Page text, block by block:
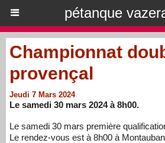
pétanque
Championnat
provençal
Jeudi 7 Mars 2024
Le samedi 30 mars 2024 à 8h00.
Le samedi 30 mars première
Le rendez-vous est à 8h00 à